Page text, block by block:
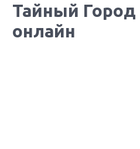
Тайный Город
онлайн